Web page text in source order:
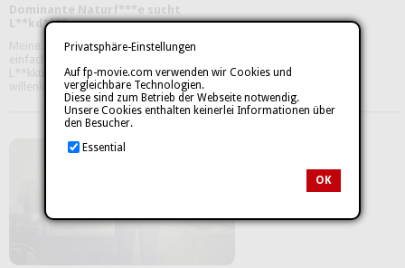
Privatsphäre-Einstellungen
Auf fp-movie.com verwenden wir Cookies und
vergleichbare Technologien.
Diese sind zum Betrieb der Webseite notwendig.
Unsere Cookies enthalten keinerlei Informationen über
den Besucher.
Essential
OK
Dominante Naturf***e sucht
L**kd****r-
Meine nimmersatte buschige F***e kann
einfach nicht genug von deinen
L**kkünsten bekommen. Ein unterwürfiger,
willenloser D****r wie du ist ... mehr